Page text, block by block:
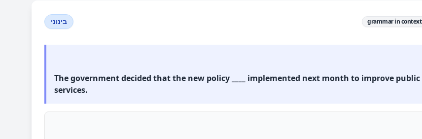
grammar in context בינוני
The government decided that the new policy ____ implemented next month to improve public
services.